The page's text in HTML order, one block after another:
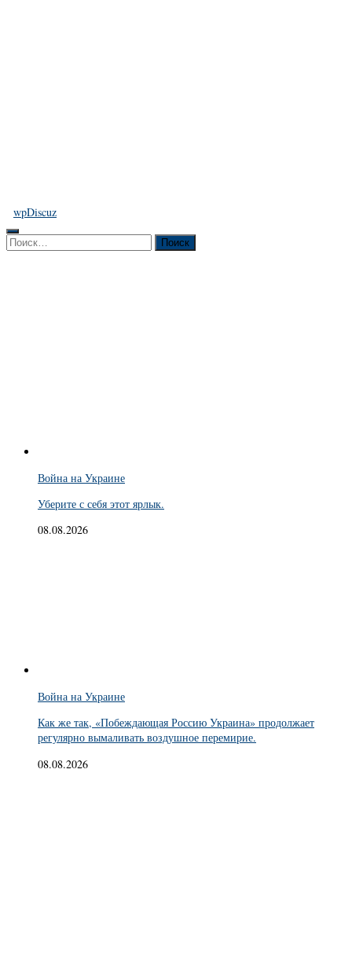
wpDiscuz
Найти:
Война на Украине
Уберите с себя этот ярлык.
08.08.2026
Война на Украине
Как же так, «Побеждающая Россию Украина» продолжает
регулярно вымаливать воздушное перемирие.
08.08.2026